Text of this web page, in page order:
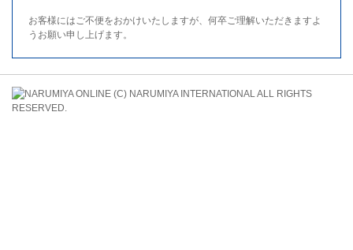
お客様にはご不便をおかけいたしますが、何卒ご理解いただきますよ
うお願い申し上げます。